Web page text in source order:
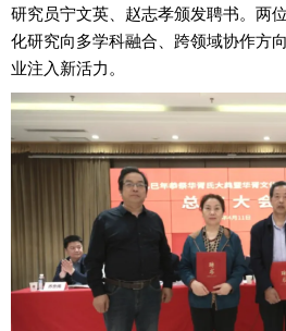
研究员宁文英、赵志孝颁发聘书。两
化研究向多学科融合、跨领域协作方
业注入新活力。